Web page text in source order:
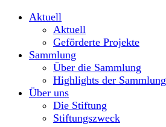
Aktuell
Aktuell
Geförderte Projekte
Sammlung
Über die Sammlung
Highlights der Sammlung
Über uns
Die Stiftung
Stiftungszweck